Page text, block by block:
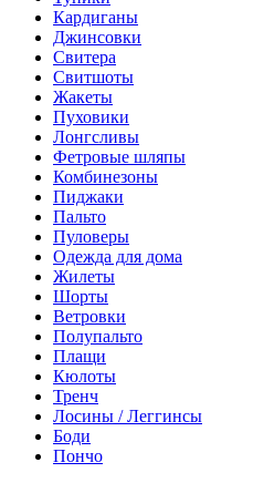
Кардиганы
Джинсовки
Свитера
Свитшоты
Жакеты
Пуховики
Лонгсливы
Фетровые шляпы
Комбинезоны
Пиджаки
Пальто
Пуловеры
Одежда для дома
Жилеты
Шорты
Ветровки
Полупальто
Плащи
Кюлоты
Тренч
Лосины / Леггинсы
Боди
Пончо